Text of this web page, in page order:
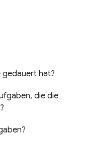
gedauert hat?
die die